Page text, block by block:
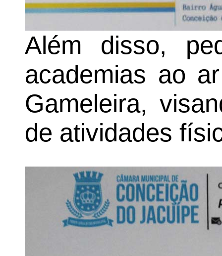
Além disso,
academias ao
Gameleira,
de atividades